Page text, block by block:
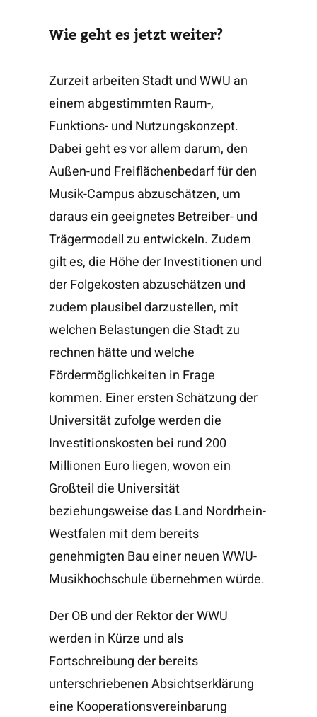
Wie geht es jetzt weiter?
Zurzeit arbeiten Stadt und WWU an
einem abgestimmten Raum-,
Funktions- und Nutzungskonzept.
Dabei geht es vor allem darum, den
Außen-und Freiflächenbedarf für den
Musik-Campus abzuschätzen, um
daraus ein geeignetes Betreiber- und
Trägermodell zu entwickeln. Zudem
gilt es, die Höhe der Investitionen und
der Folgekosten abzuschätzen und
zudem plausibel darzustellen, mit
welchen Belastungen die Stadt zu
rechnen hätte und welche
Fördermöglichkeiten in Frage
kommen. Einer ersten Schätzung der
Universität zufolge werden die
Investitionskosten bei rund 200
Millionen Euro liegen, wovon ein
Großteil die Universität
beziehungsweise das Land Nordrhein-
Westfalen mit dem bereits
genehmigten Bau einer neuen WWU-
Musikhochschule übernehmen würde.
Der OB und der Rektor der WWU
werden in Kürze und als
Fortschreibung der bereits
unterschriebenen Absichtserklärung
eine Kooperationsvereinbarung